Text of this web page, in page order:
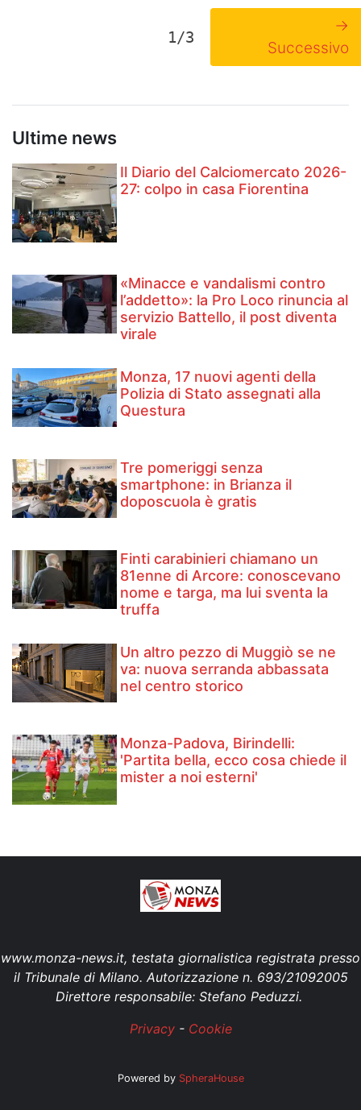
1/3
→
Successivo
Ultime news
Il Diario del Calciomercato 2026-
27: colpo in casa Fiorentina
«Minacce e vandalismi contro
l’addetto»: la Pro Loco rinuncia al
servizio Battello, il post diventa
virale
Monza, 17 nuovi agenti della
Polizia di Stato assegnati alla
Questura
Tre pomeriggi senza
smartphone: in Brianza il
doposcuola è gratis
Finti carabinieri chiamano un
81enne di Arcore: conoscevano
nome e targa, ma lui sventa la
truffa
Un altro pezzo di Muggiò se ne
va: nuova serranda abbassata
nel centro storico
Monza-Padova, Birindelli:
'Partita bella, ecco cosa chiede il
mister a noi esterni'
www.monza-news.it, testata giornalistica registrata presso
il Tribunale di Milano. Autorizzazione n. 693/21092005
Direttore responsabile: Stefano Peduzzi.
Privacy- Cookie
Powered by SpheraHouse